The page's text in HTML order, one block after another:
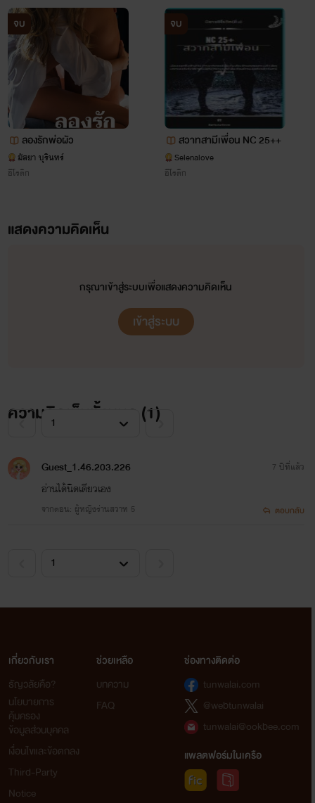
จบ
ลองรักพ่อผัว
มัสยา บุรินทร์
อีโรติก
จบ
สวาทสามีเพื่อน NC 25++
Selenalove
อีโรติก
แสดงความคิดเห็น
กรุณาเข้าสู่ระบบเพื่อแสดงความคิดเห็น
เข้าสู่ระบบ
ความคิดเห็นทั้งหมด (1)
Guest_1.46.203.226
อ่านได้นิดเดียวเอง
จากตอน: ผู้หญิงร่านสวาท 5
7 ปีที่แล้ว
ตอบกลับ
เกี่ยวกับเรา
ธัญวลัยคือ?
นโยบายการ
คุ้มครอง
ข้อมูลส่วนบุคคล
เงื่อนไขและข้อตกลง
Third-Party
Notice
ช่วยเหลือ
บทความ
FAQ
ช่องทางติดต่อ
tunwalai.com
@webtunwalai
tunwalai@ookbee.com
แพลตฟอร์มในเครือ